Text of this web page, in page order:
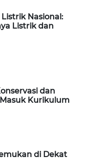
Nasional:
Listrik dan
dan
Kurikulum
di Dekat